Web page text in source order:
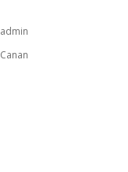
admin
Canan